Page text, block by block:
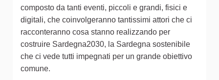
composto da tanti eventi, piccoli e grandi, fisici e
digitali, che coinvolgeranno tantissimi attori che ci
racconteranno cosa stanno realizzando per
costruire Sardegna2030, la Sardegna sostenibile
che ci vede tutti impegnati per un grande obiettivo
comune.